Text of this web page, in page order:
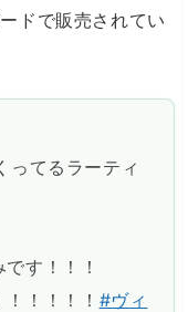
ドで販売されてい
ってるラーティ
す！！！
！！！！ #ヴィ